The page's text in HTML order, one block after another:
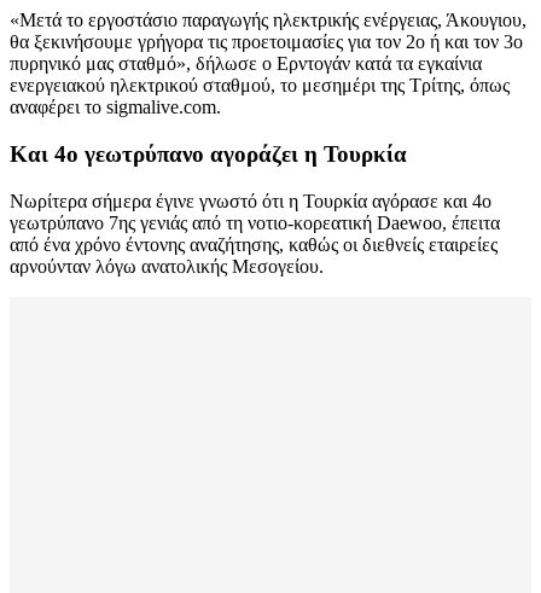
«Μετά το εργοστάσιο παραγωγής ηλεκτρικής ενέργειας, Άκουγιου,
θα ξεκινήσουμε γρήγορα τις προετοιμασίες για τον 2ο ή και τον 3ο
πυρηνικό μας σταθμό», δήλωσε ο Ερντογάν κατά τα εγκαίνια
ενεργειακού ηλεκτρικού σταθμού, το μεσημέρι της Τρίτης, όπως
αναφέρει το sigmalive.com.
Και 4ο γεωτρύπανο αγοράζει η Τουρκία
Νωρίτερα σήμερα έγινε γνωστό ότι η Τουρκία αγόρασε και 4ο
γεωτρύπανο 7ης γενιάς από τη νοτιο-κορεατική Daewoo, έπειτα
από ένα χρόνο έντονης αναζήτησης, καθώς οι διεθνείς εταιρείες
αρνούνταν λόγω ανατολικής Μεσογείου.